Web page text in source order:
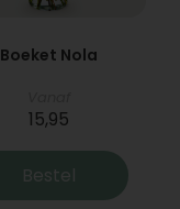
Boeket Nola
15,95
Bestel